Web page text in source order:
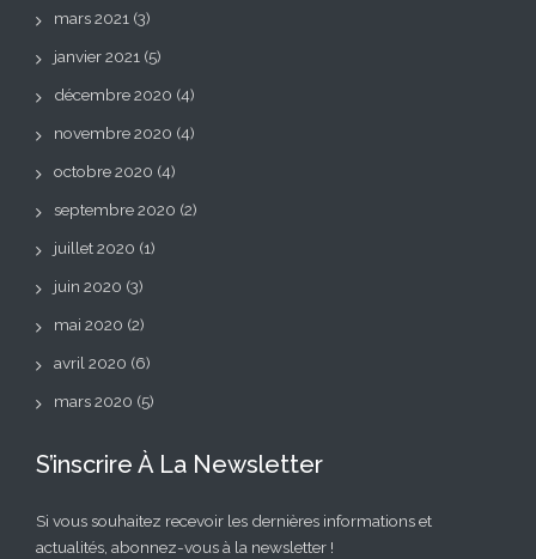
mars 2021 (3)
janvier 2021 (5)
décembre 2020 (4)
novembre 2020 (4)
octobre 2020 (4)
septembre 2020 (2)
juillet 2020 (1)
juin 2020 (3)
mai 2020 (2)
avril 2020 (6)
mars 2020 (5)
S’inscrire À La Newsletter
Si vous souhaitez recevoir les dernières informations et
actualités, abonnez-vous à la newsletter !